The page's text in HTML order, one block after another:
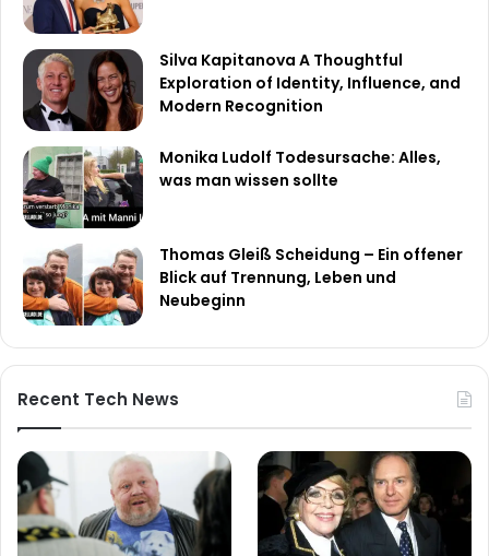
Silva Kapitanova A Thoughtful
Exploration of Identity, Influence, and
Modern Recognition
Monika Ludolf Todesursache: Alles,
was man wissen sollte
Thomas Gleiß Scheidung – Ein offener
Blick auf Trennung, Leben und
Neubeginn
Recent Tech News